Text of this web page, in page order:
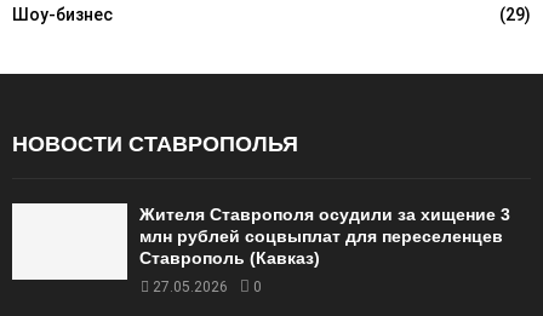
Шоу-бизнес (29)
НОВОСТИ СТАВРОПОЛЬЯ
Жителя Ставрополя осудили за хищение 3
млн рублей соцвыплат для переселенцев
Ставрополь (Кавказ)
27.05.2026 0